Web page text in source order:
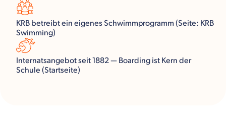
KRB betreibt ein eigenes Schwimmprogramm (Seite: KRB
Swimming)
Internatsangebot seit 1882 — Boarding ist Kern der
Schule (Startseite)